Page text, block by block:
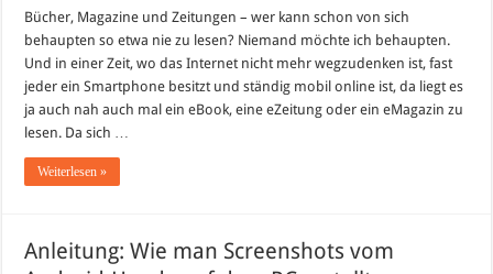
Umschlagplatz
digitale
Bücher,
Magazine
und
Zeitungen
Bücher, Magazine und Zeitungen – wer kann schon von sich
behaupten so etwa nie zu lesen? Niemand möchte ich behaupten.
Und in einer Zeit, wo das Internet nicht mehr wegzudenken ist, fast
jeder ein Smartphone besitzt und ständig mobil online ist, da liegt es
ja auch nah auch mal ein eBook, eine eZeitung oder ein eMagazin zu
lesen. Da sich …
Weiterlesen »
Anleitung: Wie man Screenshots vom